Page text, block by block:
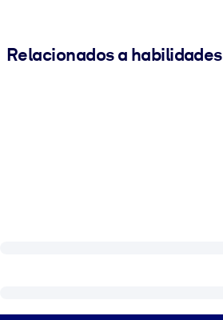
Relacionados a habilidades